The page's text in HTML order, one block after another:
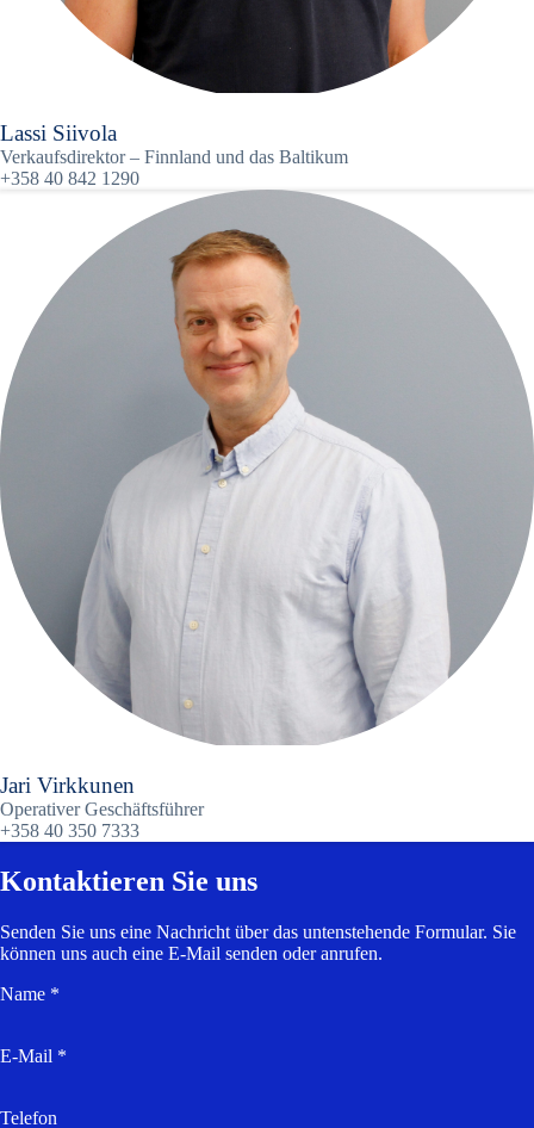
Lassi Siivola
Verkaufsdirektor – Finnland und das Baltikum
+358 40 842 1290
Jari Virkkunen
Operativer Geschäftsführer
+358 40 350 7333
Kontaktieren Sie uns
Senden Sie uns eine Nachricht über das untenstehende Formular. Sie
können uns auch eine E-Mail senden oder anrufen.
Name *
E-Mail *
Telefon